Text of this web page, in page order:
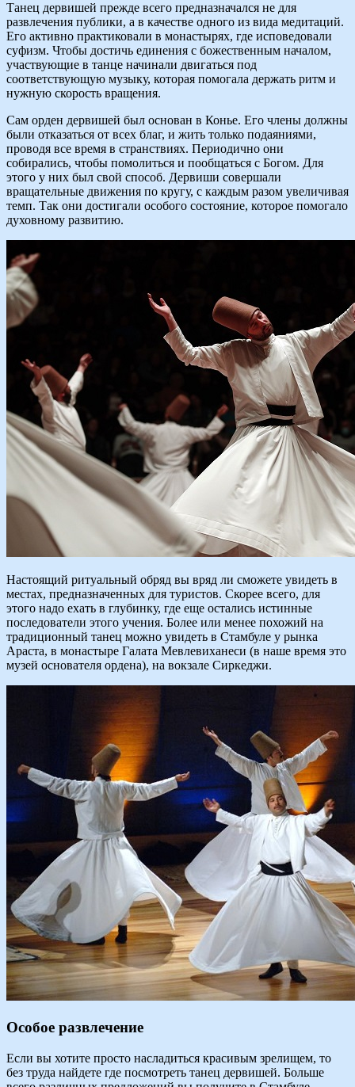
Танец дервишей прежде всего предназначался не для
развлечения публики, а в качестве одного из вида медитаций.
Его активно практиковали в монастырях, где исповедовали
суфизм. Чтобы достичь единения с божественным началом,
участвующие в танце начинали двигаться под
соответствующую музыку, которая помогала держать ритм и
нужную скорость вращения.
Сам орден дервишей был основан в Конье. Его члены должны
были отказаться от всех благ, и жить только подаяниями,
проводя все время в странствиях. Периодично они
собирались, чтобы помолиться и пообщаться с Богом. Для
этого у них был свой способ. Дервиши совершали
вращательные движения по кругу, с каждым разом увеличивая
темп. Так они достигали особого состояние, которое помогало
духовному развитию.
Настоящий ритуальный обряд вы вряд ли сможете увидеть в
местах, предназначенных для туристов. Скорее всего, для
этого надо ехать в глубинку, где еще остались истинные
последователи этого учения. Более или менее похожий на
традиционный танец можно увидеть в Стамбуле у рынка
Араста, в монастыре Галата Мевлевиханеси (в наше время это
музей основателя ордена), на вокзале Сиркеджи.
Особое развлечение
Если вы хотите просто насладиться красивым зрелищем, то
без труда найдете где посмотреть танец дервишей. Больше